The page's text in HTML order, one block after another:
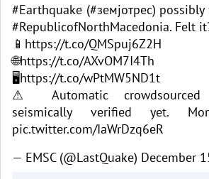
#Earthquake (#земјотрес)
#RepublicofNorthMacedonia. Felt
📱 https://t.co/QMSpuj6Z2H
🌐https://t.co/AXvOM7I4Th
🖥https://t.co/wPtMW5ND1t
⚠ Automatic crowdsourced
seismically verified yet.
pic.twitter.com/IaWrDzq6eR
— EMSC (@LastQuake) December